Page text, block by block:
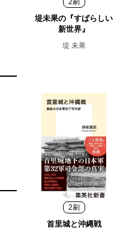
2刷
堤未果の『すばらしい
新世界』
堤 未果
2刷
首里城と沖縄戦